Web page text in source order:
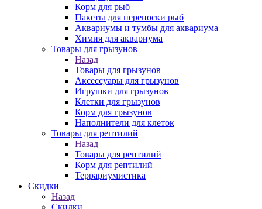
Корм для рыб
Пакеты для переноски рыб
Аквариумы и тумбы для аквариума
Химия для аквариума
Товары для грызунов
Назад
Товары для грызунов
Аксессуары для грызунов
Игрушки для грызунов
Клетки для грызунов
Корм для грызунов
Наполнители для клеток
Товары для рептилий
Назад
Товары для рептилий
Корм для рептилий
Террариумистика
Скидки
Назад
Скидки